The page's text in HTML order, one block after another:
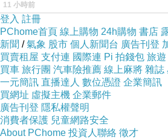
11 小時前
登入 註冊
PChome首頁 線上購物 24h購物 書店
新聞 /氣象 股市 個人新聞台 廣告刊登
買賣租屋 支付連 國際連 Pi 拍錢包 旅遊
買車 旅行團 汽車險推薦 線上麻將 雜誌
一元簡訊 直播達人 數位憑證 企業簡訊
買網址 虛擬主機 企業郵件
廣告刊登 隱私權聲明
消費者保護 兒童網路安全
About PChome 投資人聯絡 徵才